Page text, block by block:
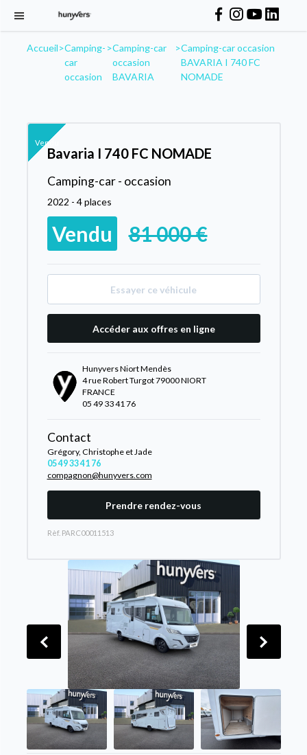
Accueil>Camping-
car
occasion
>Camping-car
occasion
BAVARIA
>Camping-car occasion
BAVARIA I 740 FC
NOMADE
Vendu
Bavaria I 740 FC NOMADE
Camping-car - occasion
2022 - 4 places
Vendu 81 000 €
Essayer ce véhicule
Accéder aux offres en ligne
Hunyvers Niort Mendès
4 rue Robert Turgot 79000 NIORT
FRANCE
05 49 33 41 76
Contact
Grégory, Christophe et Jade
05 49 33 41 76
compagnon@hunyvers.com
Prendre rendez-vous
Rèf. PARC00011513